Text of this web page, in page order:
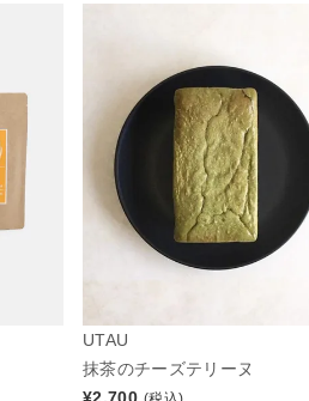
UTAU
抹茶のチーズテリーヌ
¥2,700